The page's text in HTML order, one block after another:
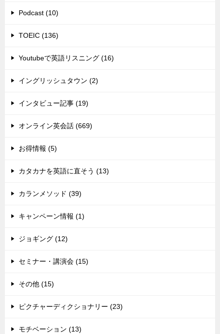
Podcast (10)
TOEIC (136)
Youtubeで英語リスニング (16)
イングリッシュタウン (2)
インタビュー記事 (19)
オンライン英会話 (669)
お得情報 (5)
カタカナを英語に直そう (13)
カランメソッド (39)
キャンペーン情報 (1)
ジョギング (12)
セミナー・講演会 (15)
その他 (15)
ピクチャーディクショナリー (23)
モチベーション (13)